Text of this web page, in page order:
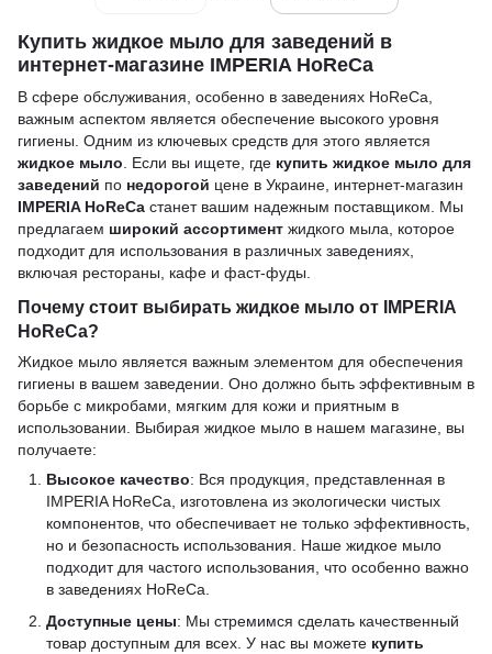
Купить жидкое мыло для заведений в
интернет-магазине IMPERIA HoReCa
В сфере обслуживания, особенно в заведениях HoReCa,
важным аспектом является обеспечение высокого уровня
гигиены. Одним из ключевых средств для этого является
жидкое мыло. Если вы ищете, где купить жидкое мыло для
заведений по недорогой цене в Украине, интернет-магазин
IMPERIA HoReCa станет вашим надежным поставщиком. Мы
предлагаем широкий ассортимент жидкого мыла, которое
подходит для использования в различных заведениях,
включая рестораны, кафе и фаст-фуды.
Почему стоит выбирать жидкое мыло от IMPERIA
HoReCa?
Жидкое мыло является важным элементом для обеспечения
гигиены в вашем заведении. Оно должно быть эффективным в
борьбе с микробами, мягким для кожи и приятным в
использовании. Выбирая жидкое мыло в нашем магазине, вы
получаете:
Высокое качество: Вся продукция, представленная в
IMPERIA HoReCa, изготовлена из экологически чистых
компонентов, что обеспечивает не только эффективность,
но и безопасность использования. Наше жидкое мыло
подходит для частого использования, что особенно важно
в заведениях HoReCa.
Доступные цены: Мы стремимся сделать качественный
товар доступным для всех. У нас вы можете купить